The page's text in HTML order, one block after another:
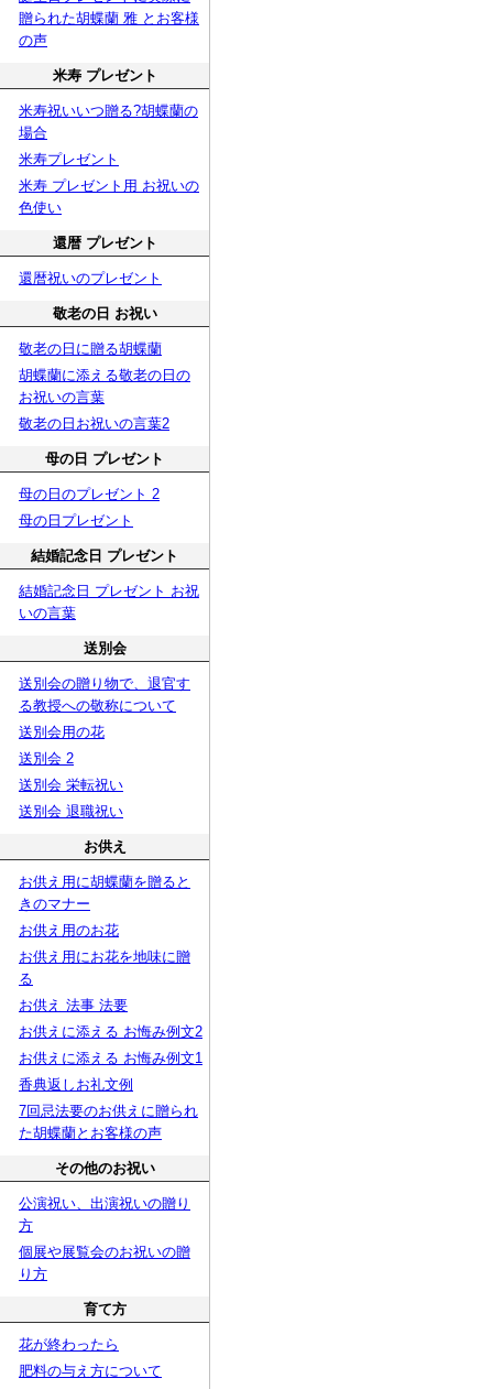
贈られた胡蝶蘭 雅 とお客様
の声
米寿 プレゼント
米寿祝いいつ贈る?胡蝶蘭の
場合
米寿プレゼント
米寿 プレゼント用 お祝いの
色使い
還暦 プレゼント
還暦祝いのプレゼント
敬老の日 お祝い
敬老の日に贈る胡蝶蘭
胡蝶蘭に添える敬老の日の
お祝いの言葉
敬老の日お祝いの言葉2
母の日 プレゼント
母の日のプレゼント 2
母の日プレゼント
結婚記念日 プレゼント
結婚記念日 プレゼント お祝
いの言葉
送別会
送別会の贈り物で、退官す
る教授への敬称について
送別会用の花
送別会 2
送別会 栄転祝い
送別会 退職祝い
お供え
お供え用に胡蝶蘭を贈ると
きのマナー
お供え用のお花
お供え用にお花を地味に贈
る
お供え 法事 法要
お供えに添える お悔み例文2
お供えに添える お悔み例文1
香典返しお礼文例
7回忌法要のお供えに贈られ
た胡蝶蘭とお客様の声
その他のお祝い
公演祝い、出演祝いの贈り
方
個展や展覧会のお祝いの贈
り方
育て方
花が終わったら
肥料の与え方について